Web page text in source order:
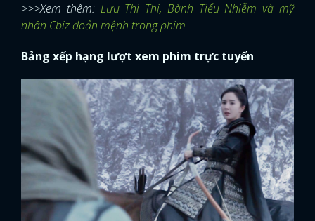
>>>Xem thêm: Lưu Thi Thi, Bành Tiểu Nhiễm và mỹ
nhân Cbiz đoản mệnh trong phim
Bảng xếp hạng lượt xem phim trực tuyến